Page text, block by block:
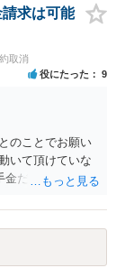
キームになって
任も「資金集金
その先の「投資
追及がしにくい
くわえて、SNS
困難な場合が多
していますが、
する意思がある
求は可能
取消
役にたった 9
のことでお願い
いて頂けていな
金だけ受け取って
か？ 交渉してみ